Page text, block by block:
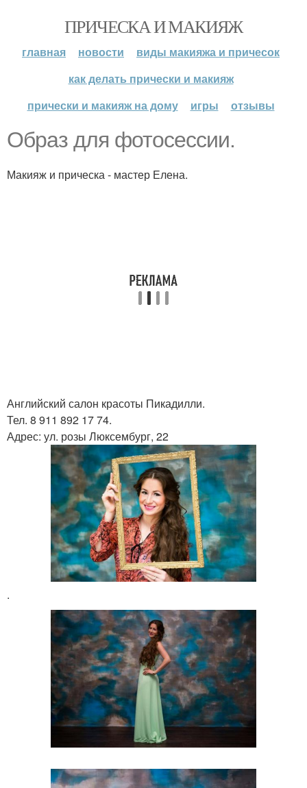
ПРИЧЕСКА И МАКИЯЖ
главная новости
виды макияжа и причесок
как делать прически и макияж
прически и макияж на дому
игры отзывы
Образ для фотосессии.
Макияж и прическа - мастер Елена.
Английский салон красоты Пикадилли.
Тел. 8 911 892 17 74.
Адрес: ул. розы Люксембург, 22
.